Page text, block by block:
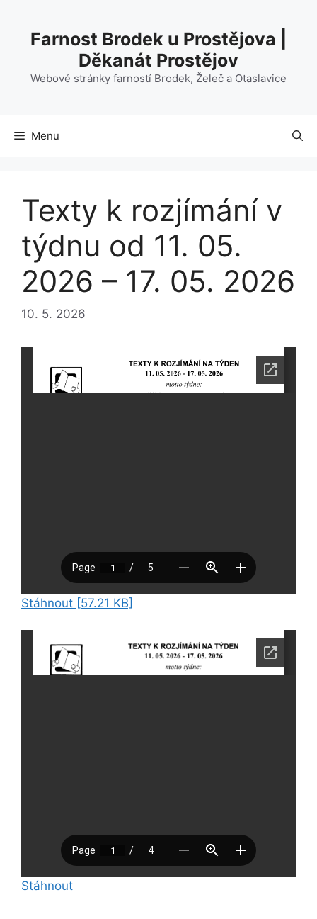
obsahFarnost Brodek u Prostějova |
Děkanát Prostějov
Webové stránky farností Brodek, Želeč a Otaslavice
Menu
Texty k rozjímání v
týdnu od 11. 05.
2026 – 17. 05. 2026
10. 5. 2026
Stáhnout [57.21 KB]
Stáhnout